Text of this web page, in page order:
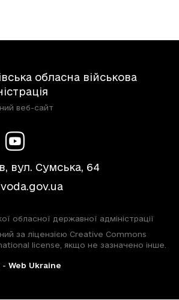
обласна військова
веб-сайт
вул. Сумська, 64
обласної державної адміністрації
за ліцензією Creative Commons
license, якщо не зазначено інше.
- Web Ukraine